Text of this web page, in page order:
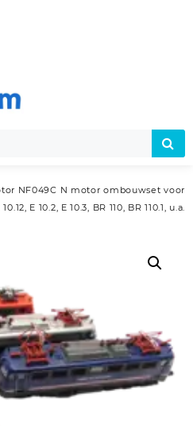
NF049C N motor ombouwset voor
E 10.2, E 10.3, BR 110, BR 110.1, u.a.